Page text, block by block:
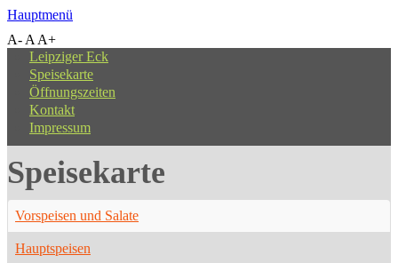
Hauptmenü
A- A A+
Leipziger Eck
Speisekarte
Öffnungszeiten
Kontakt
Impressum
Speisekarte
Vorspeisen und Salate
Hauptspeisen